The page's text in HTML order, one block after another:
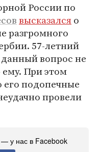
России по
высказалсяо
разгромного
57-летний
вопрос не
ему. При этом
его подопечные
провели
у нас в Facebook